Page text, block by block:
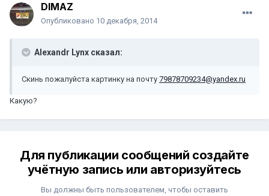
DIMAZ
Опубликовано 10 декабря, 2014
Alexandr Lynx сказал:
Скинь пожалуйста картинку на почту 79878709234@yandex.ru
Какую?
Для публикации сообщений создайте
учётную запись или авторизуйтесь
Вы должны быть пользователем, чтобы оставить